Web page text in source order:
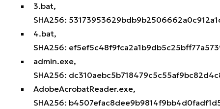
3.bat,
SHA256:
4.bat,
SHA256:
admin.exe,
SHA256:
AdobeAcrobatReader.exe,
SHA256: